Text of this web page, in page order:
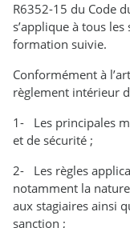
R6352-15 du Code
s’applique à tous
formation suivie.
Conformément à
règlement intérieur
1- Les principales
et de sécurité ;
2- Les règles
notamment la
aux stagiaires ainsi
sanction ;